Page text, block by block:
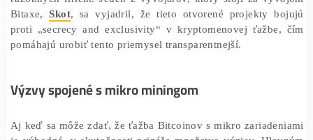
vyrobené s otvoreným zdrojovým kódom (open-source).
trend je veľmi zaujímavý, pretože poskytuje
prístupnosť aj pre širokú verejnosť, ktorá sa chce
Tieto open-source projekty sú protikladom
ťažobných firiem. Jeden z vývojárov, ktorý stojí za